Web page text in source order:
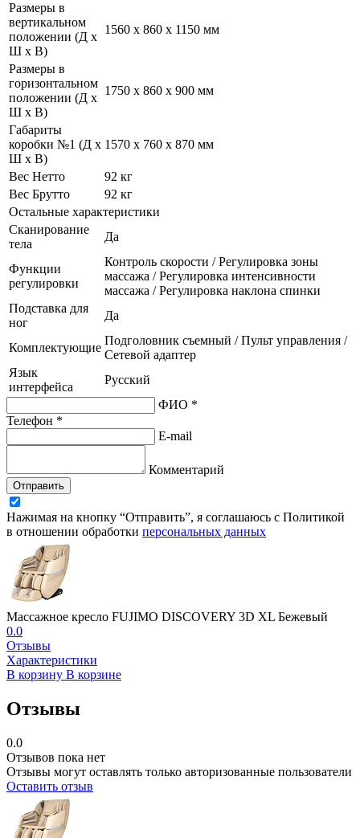
Размеры в
вертикальном
положении (Д х
Ш х В)
1560 x 860 x 1150 мм
Размеры в
горизонтальном
положении (Д х
Ш х В)
1750 х 860 х 900 мм
Габариты
коробки №1 (Д х
Ш х В)
1570 x 760 x 870 мм
Вес Нетто
92 кг
Вес Брутто
92 кг
Остальные характеристики
Сканирование
тела
Да
Функции
регулировки
Контроль скорости / Регулировка зоны
массажа / Регулировка интенсивности
массажа / Регулировка наклона спинки
Подставка для
ног
Да
Комплектующие
Подголовник съемный / Пульт управления /
Сетевой адаптер
Язык
интерфейса
Русский
ФИО *
Телефон *
E-mail
Комментарий
Отправить
Нажимая на кнопку “Отправить”, я соглашаюсь с Политикой
в отношении обработки персональных данных
Массажное кресло FUJIMO DISCOVERY 3D XL Бежевый
0.0
Отзывы
Характеристики
В корзину В корзине
Отзывы
0.0
Отзывов пока нет
Отзывы могут оставлять только авторизованные пользователи
Оставить отзыв